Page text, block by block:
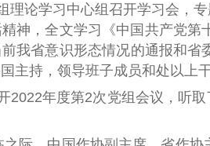
理论学习中心组召开学习会，
神，全文学习《中国共产党
前我省意识形态情况的通报和
主持，领导班子成员和处以上
2022年度第2次党组会议，听